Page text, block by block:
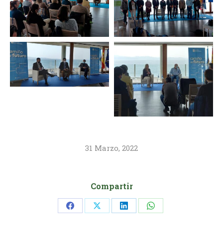
31 Marzo, 2022
Compartir
Share Share Share Share